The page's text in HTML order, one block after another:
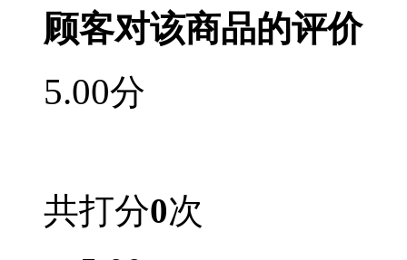
顾客对该商品的评价
5.00分
共打分0次